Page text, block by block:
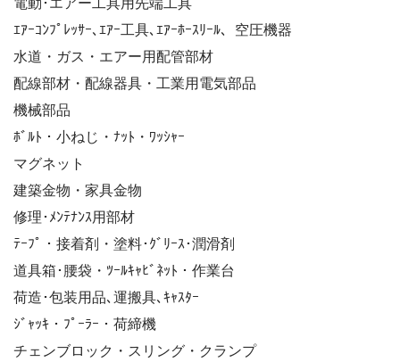
電動･エアー工具用先端工具
ｴｱｰｺﾝﾌﾟﾚｯｻｰ､ｴｱｰ工具､ｴｱｰﾎｰｽﾘｰﾙ、空圧機器
水道・ガス・エアー用配管部材
配線部材・配線器具・工業用電気部品
機械部品
ﾎﾞﾙﾄ・小ねじ・ﾅｯﾄ・ﾜｯｼｬｰ
マグネット
建築金物・家具金物
修理･ﾒﾝﾃﾅﾝｽ用部材
ﾃｰﾌﾟ・接着剤・塗料･ｸﾞﾘｰｽ･潤滑剤
道具箱･腰袋・ﾂｰﾙｷｬﾋﾞﾈｯﾄ・作業台
荷造･包装用品､運搬具､ｷｬｽﾀｰ
ｼﾞｬｯｷ・ﾌﾟｰﾗｰ・荷締機
チェンブロック・スリング・クランプ